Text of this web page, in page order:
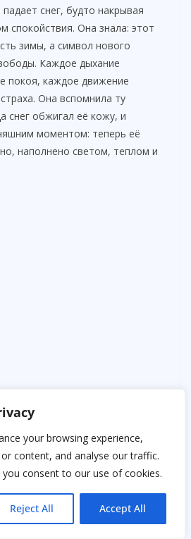
your browsing experience,
content, and analyse our traffic.
you consent to our use of cookies.
Reject All Accept All
снег, будто накрывая
спокойствия. Она знала: этот
зимы, а символ нового
Каждое дыхание
покоя, каждое движение
Она вспомнила ту
снег обжигал её кожу, и
моментом: теперь её
наполнено светом, теплом и